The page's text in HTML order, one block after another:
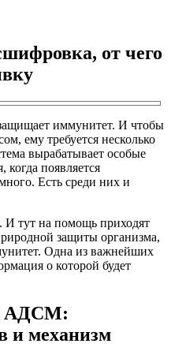
от чего
иммунитет. И чтобы
ему требуется несколько
вырабатывает особые
когда появляется
Есть среди них и
И тут на помощь приходят
защиты организма,
Одна из важнейших
о которой будет
АДСМ:
и механизм